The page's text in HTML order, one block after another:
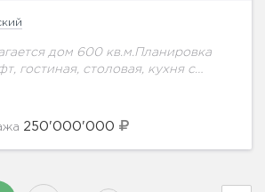
дом 600 кв.м.Планировка
гостиная, столовая, кухня с
гостевой.2...
250'000'000